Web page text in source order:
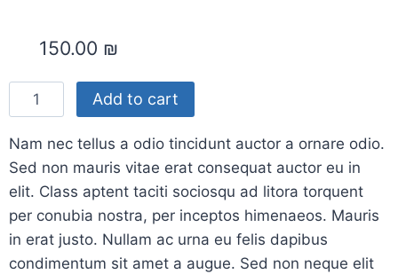
150.00 ₪
Add to cart
Nam nec tellus a odio tincidunt auctor a ornare odio.
Sed non mauris vitae erat consequat auctor eu in
elit. Class aptent taciti sociosqu ad litora torquent
per conubia nostra, per inceptos himenaeos. Mauris
in erat justo. Nullam ac urna eu felis dapibus
condimentum sit amet a augue. Sed non neque elit